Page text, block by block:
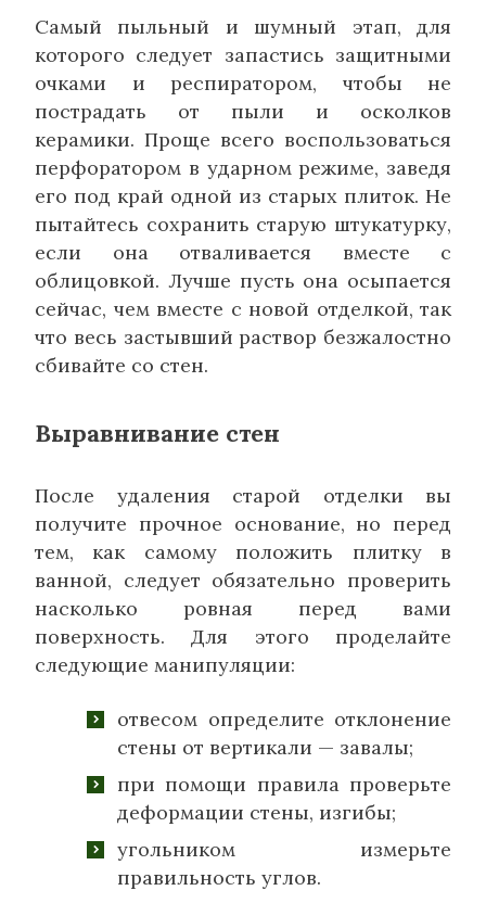
Самый пыльный и шумный этап, для
которого следует запастись защитными
очками и респиратором, чтобы не
пострадать от пыли и осколков
керамики. Проще всего воспользоваться
перфоратором в ударном режиме, заведя
его под край одной из старых плиток. Не
пытайтесь сохранить старую штукатурку,
если она отваливается вместе с
облицовкой. Лучше пусть она осыпается
сейчас, чем вместе с новой отделкой, так
что весь застывший раствор безжалостно
сбивайте со стен.
Выравнивание стен
После удаления старой отделки вы
получите прочное основание, но перед
тем, как самому положить плитку в
ванной, следует обязательно проверить
насколько ровная перед вами
поверхность. Для этого проделайте
следующие манипуляции:
отвесом определите отклонение
стены от вертикали — завалы;
при помощи правила проверьте
деформации стены, изгибы;
угольником измерьте
правильность углов.